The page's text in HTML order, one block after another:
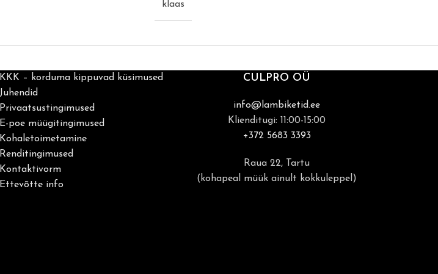
klaas
KKK – korduma kippuvad küsimused
Juhendid
Privaatsustingimused
E-poe müügitingimused
Kohaletoimetamine
Renditingimused
Kontaktivorm
Ettevõtte info
CULPRO OÜ
info@lambiketid.ee
Klienditugi: 11:00-15:00
+372 5683 3393
Raua 22, Tartu
(kohapeal müük ainult kokkuleppel)